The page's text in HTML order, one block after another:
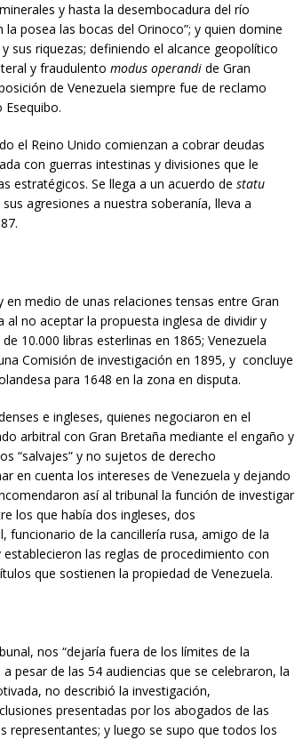
y hasta la desembocadura del río
posea las bocas del Orinoco”; y quien domine
sus riquezas; definiendo el alcance geopolítico
y fraudulento modus operandi de Gran
de Venezuela siempre fue de reclamo
el Reino Unido comienzan a cobrar deudas
con guerras intestinas y divisiones que le
estratégicos. Se llega a un acuerdo de statu
agresiones a nuestra soberanía, lleva a
medio de unas relaciones tensas entre Gran
no aceptar la propuesta inglesa de dividir y
10.000 libras esterlinas en 1865; Venezuela
Comisión de investigación en 1895, y concluye
para 1648 en la zona en disputa.
e ingleses, quienes negociaron en el
arbitral con Gran Bretaña mediante el engaño y
“salvajes” y no sujetos de derecho
en cuenta los intereses de Venezuela y dejando
así al tribunal la función de investigar
los que había dos ingleses, dos
funcionario de la cancillería rusa, amigo de la
las reglas de procedimiento con
que sostienen la propiedad de Venezuela.
nos “dejaría fuera de los límites de la
pesar de las 54 audiencias que se celebraron, la
no describió la investigación,
presentadas por los abogados de las
representantes; y luego se supo que todos los